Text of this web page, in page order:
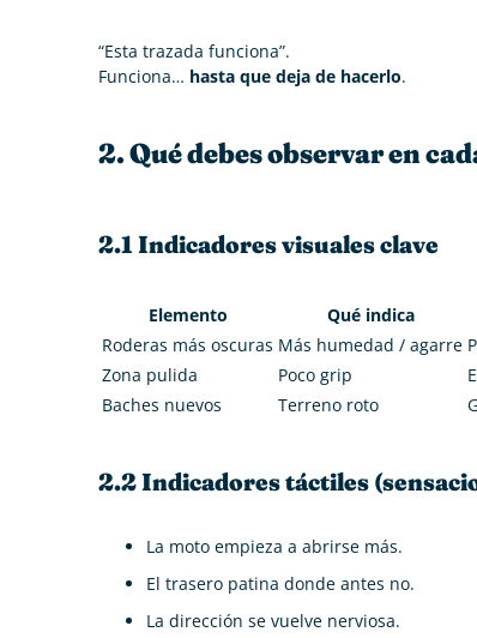
“Esta trazada funciona”.
Funciona… hasta que deja de hacerlo.
2. Qué debes observar en
2.1 Indicadores visuales clave
Elemento Qué indica
Roderas más oscuras Más humedad / agarre
Zona pulida
Poco grip
Baches nuevos
Terreno roto
2.2 Indicadores táctiles
La moto empieza a abrirse más.
El trasero patina donde antes no.
La dirección se vuelve nerviosa.